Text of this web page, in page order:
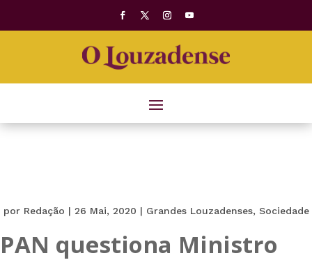
por Redação | 26 Mai, 2020 | Grandes Louzadenses, Sociedade
PAN questiona Ministro